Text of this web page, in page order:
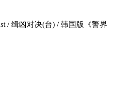
凶对决(台) / 韩国版《警界